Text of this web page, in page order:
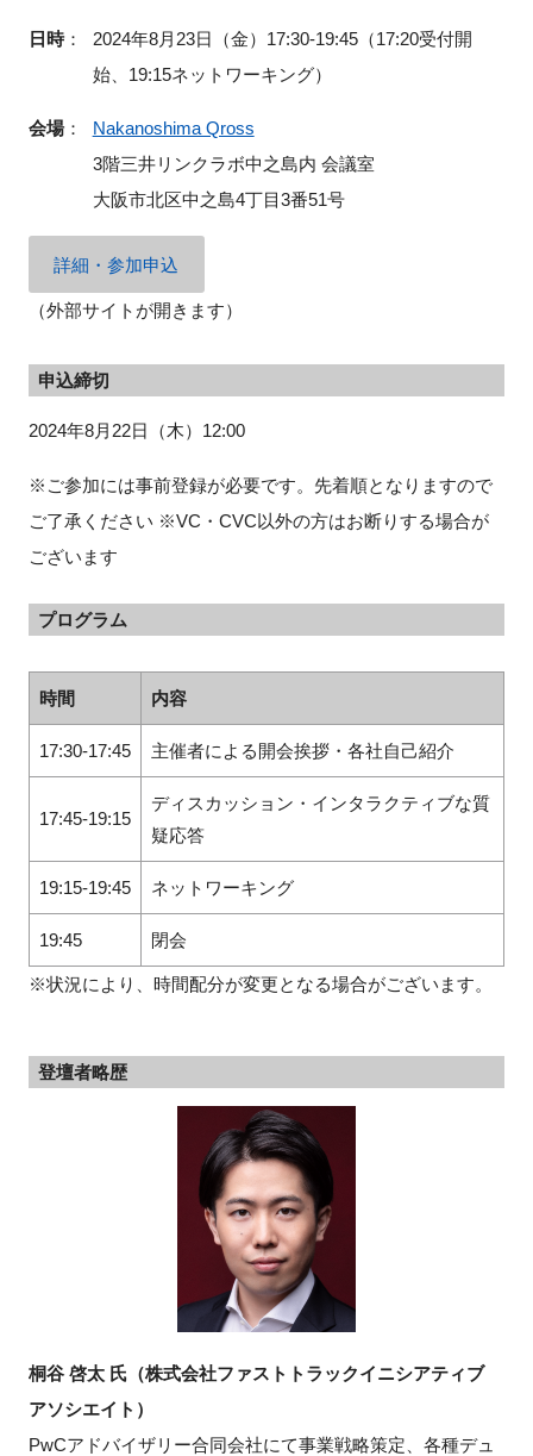
日時：
2024年8月23日（金）17:30-19:45（17:20受付開
始、19:15ネットワーキング）
会場：
Nakanoshima Qross
3階三井リンクラボ中之島内 会議室
大阪市北区中之島4丁目3番51号
詳細・参加申込
（外部サイトが開きます）
申込締切
2024年8月22日（木）12:00
※ご参加には事前登録が必要です。先着順となりますので
ご了承ください ※VC・CVC以外の方はお断りする場合が
ございます
プログラム
時間 内容
17:30-17:45 主催者による開会挨拶・各社自己紹介
17:45-19:15
ディスカッション・インタラクティブな質
疑応答
19:15-19:45 ネットワーキング
19:45 閉会
※状況により、時間配分が変更となる場合がございます。
登壇者略歴
桐谷 啓太 氏（株式会社ファストトラックイニシアティブ
アソシエイト）
PwCアドバイザリー合同会社にて事業戦略策定、各種デュ